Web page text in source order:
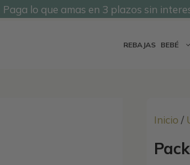
Paga lo que amas en 3 plazos sin
REBAJAS BEBÉ
Inicio /